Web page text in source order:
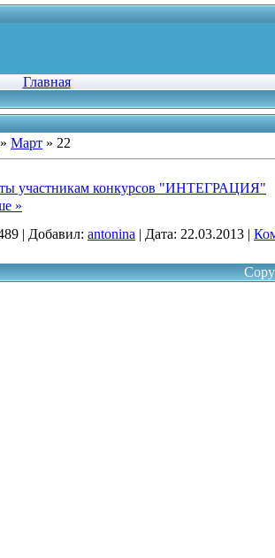
Главная
» Март » 22
участникам конкурсов "ИНТЕГРАЦИЯ"
»
| Добавил: antonina | Дата: 22.03.2013 |